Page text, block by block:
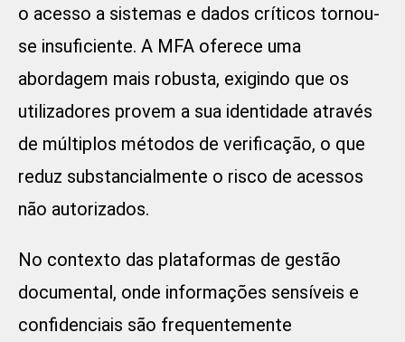
o acesso a sistemas e dados críticos tornou-
se insuficiente. A MFA oferece uma
abordagem mais robusta, exigindo que os
utilizadores provem a sua identidade através
de múltiplos métodos de verificação, o que
reduz substancialmente o risco de acessos
não autorizados.
No contexto das plataformas de gestão
documental, onde informações sensíveis e
confidenciais são frequentemente